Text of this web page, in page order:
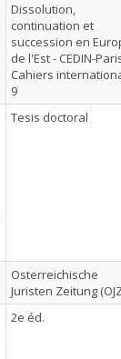
Dissolution,
continuation et
succession en
de l'Est - CEDIN-
Cahiers
9
Tesis doctoral
Osterreichische
Juristen Zeitung
2e éd.